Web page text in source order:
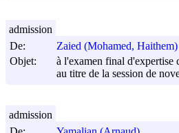
De:
Zaied (Mohamed, Haithem)
Objet:
à l'examen final d'expertise
au titre de la session de
admission
admission